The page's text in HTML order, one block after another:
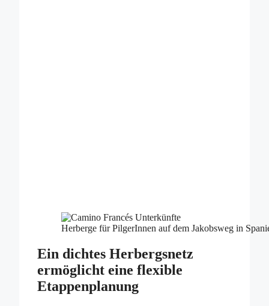
Herberge für PilgerInnen auf dem Jakobsweg in
Ein dichtes Herbergsnetz
ermöglicht eine flexible
Etappenplanung